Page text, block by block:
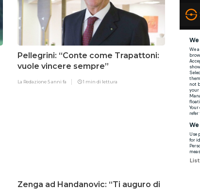
Pellegrini: “Conte come Trapattoni:
vuole vincere sempre”
La Redazione5 anni fa 1 min di lettura
Zenga ad Handanovic: “Ti auguro di